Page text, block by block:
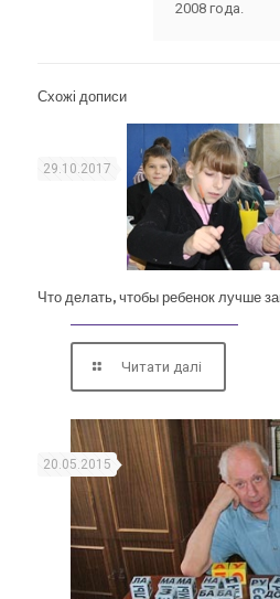
2008 года.
Схожі дописи
29.10.2017
Что делать, чтобы ребенок лучше
Читати далі
20.05.2015